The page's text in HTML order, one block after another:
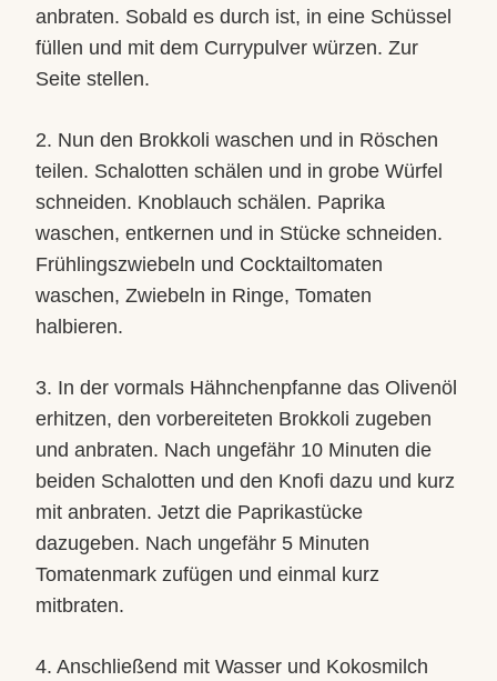
anbraten. Sobald es durch ist, in eine Schüssel
füllen und mit dem Currypulver würzen. Zur
Seite stellen.
2. Nun den Brokkoli waschen und in Röschen
teilen. Schalotten schälen und in grobe Würfel
schneiden. Knoblauch schälen. Paprika
waschen, entkernen und in Stücke schneiden.
Frühlingszwiebeln und Cocktailtomaten
waschen, Zwiebeln in Ringe, Tomaten
halbieren.
3. In der vormals Hähnchenpfanne das Olivenöl
erhitzen, den vorbereiteten Brokkoli zugeben
und anbraten. Nach ungefähr 10 Minuten die
beiden Schalotten und den Knofi dazu und kurz
mit anbraten. Jetzt die Paprikastücke
dazugeben. Nach ungefähr 5 Minuten
Tomatenmark zufügen und einmal kurz
mitbraten.
4. Anschließend mit Wasser und Kokosmilch